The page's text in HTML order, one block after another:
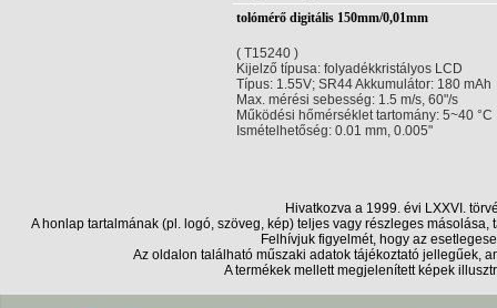
tolómérő digitális 150mm/0,01mm
( T15240 )
Kijelző típusa: folyadékkristályos LCD
Típus: 1.55V; SR44 Akkumulátor: 180 mAh
Max. mérési sebesség: 1.5 m/s, 60"/s
Működési hőmérséklet tartomány: 5~40 °C
Ismételhetőség: 0.01 mm, 0.005"
Hivatkozva a 1999. évi LXXVI.
A honlap tartalmának (pl. logó, szöveg, kép) teljes vagy részleges
Felhívjuk figyelmét, hogy az
Az oldalon található műszaki adatok tájékoztató jellegűek,
A termékek mellett megjelenített képek